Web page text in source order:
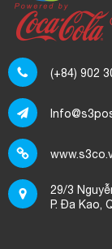
(+84) 902
29/3
P. Đa Kao,